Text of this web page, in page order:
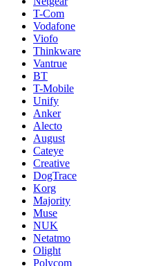
T-Com
Vodafone
Viofo
Thinkware
Vantrue
BT
T-Mobile
Unify
Anker
Alecto
August
Cateye
Creative
DogTrace
Korg
Majority
Muse
NUK
Netatmo
Olight
Polycom